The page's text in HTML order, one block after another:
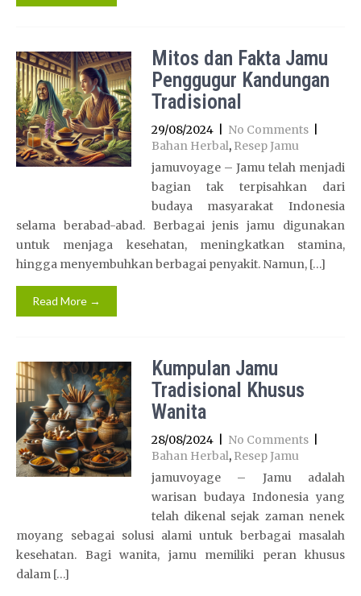
Mitos dan Fakta Jamu
Penggugur Kandungan
Tradisional
29/08/2024 No Comments
Bahan Herbal, Resep Jamu
jamuvoyage – Jamu telah menjadi
bagian tak terpisahkan dari
budaya masyarakat Indonesia
selama berabad-abad. Berbagai jenis jamu digunakan
untuk menjaga kesehatan, meningkatkan stamina,
hingga menyembuhkan berbagai penyakit. Namun, […]
Read More →
Kumpulan Jamu
Tradisional Khusus
Wanita
28/08/2024 No Comments
Bahan Herbal, Resep Jamu
jamuvoyage – Jamu adalah
warisan budaya Indonesia yang
telah dikenal sejak zaman nenek
moyang sebagai solusi alami untuk berbagai masalah
kesehatan. Bagi wanita, jamu memiliki peran khusus
dalam […]